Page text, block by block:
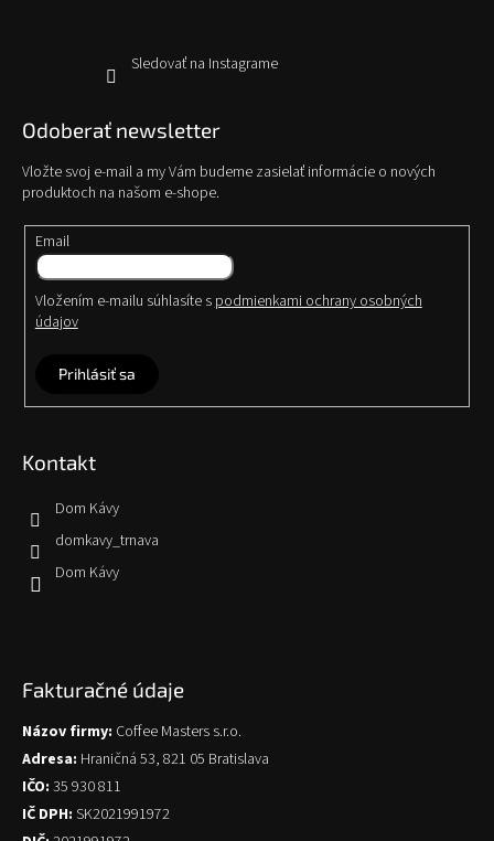
Sledovať na Instagrame
Odoberať newsletter
Vložte svoj e-mail a my Vám budeme zasielať informácie o nových
produktoch na našom e-shope.
Email
Vložením e-mailu súhlasíte spodmienkami ochrany osobných
údajov
Prihlásiť sa
Kontakt
Dom Kávy
domkavy_trnava
Dom Kávy
Fakturačné údaje
Názov firmy: Coffee Masters s.r.o.
Adresa: Hraničná 53, 821 05 Bratislava
IČO: 35 930 811
IČ DPH: SK2021991972